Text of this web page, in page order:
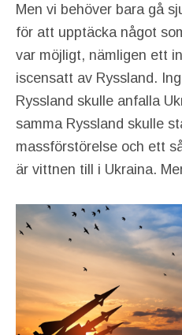
Men vi behöver bara gå
för att upptäcka något
var möjligt, nämligen ett
iscensatt av Ryssland.
Ryssland skulle anfalla
samma Ryssland skulle
massförstörelse och ett
är vittnen till i Ukraina.